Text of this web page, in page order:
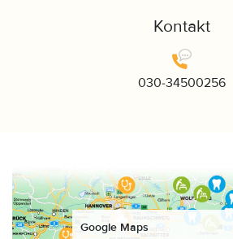
Kontakt
030-34500256
Google Maps